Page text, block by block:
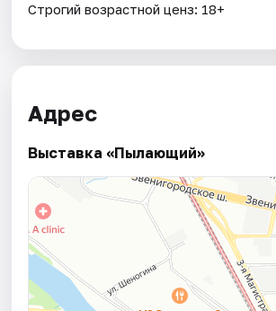
Строгий возрастной ценз: 18+
Адрес
Выставка «Пылающий»